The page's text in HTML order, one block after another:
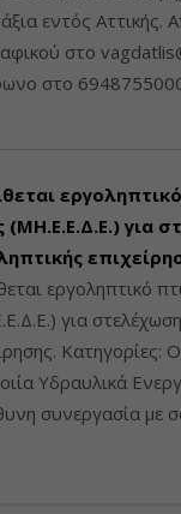
εντός Αττικής.
στο
στο
(ΜΗ.Ε.Ε.Δ.Ε.) για
εργοληπτικό
για
Κατηγορίες:
Υδραυλικά
συνεργασία με